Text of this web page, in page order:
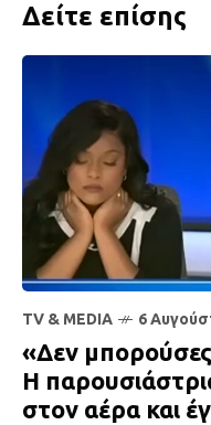
Δείτε επίσης
TV & MEDIA 6
«Δεν
Η
στον αέρα και